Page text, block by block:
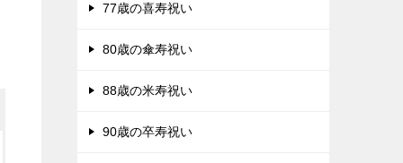
77歳の喜寿祝い
80歳の傘寿祝い
88歳の米寿祝い
90歳の卒寿祝い